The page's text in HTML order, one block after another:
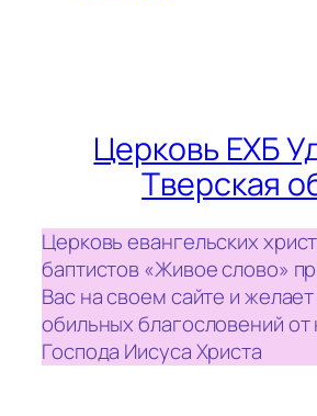
Церковь ЕХБ
Тверская
Церковь евангельских
баптистов «Живое слово»
Вас на своем сайте и
обильных благословений
Господа Иисуса Христа